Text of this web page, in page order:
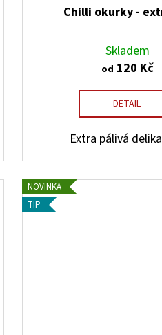
Chilli okurky -
Skladem
od 120 Kč
DETAIL
Extra pálivá
NOVINKA
TIP